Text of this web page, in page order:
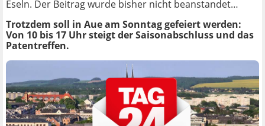
Eseln. Der Beitrag wurde bisher nicht beanstandet…
Trotzdem soll in Aue am Sonntag gefeiert werden:
Von 10 bis 17 Uhr steigt der Saisonabschluss und das
Patentreffen.